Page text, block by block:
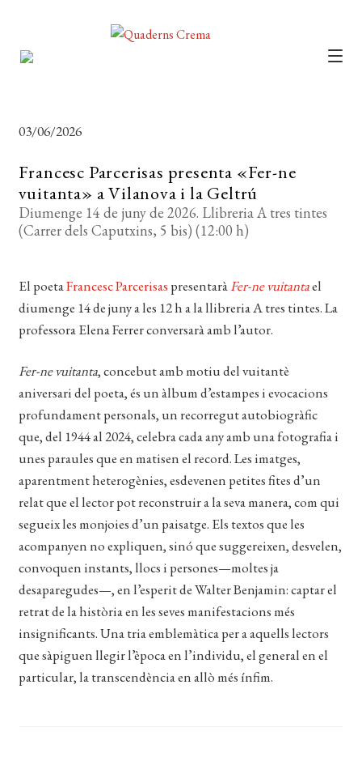
L’EDITORIAL
FOREIGN RIGHTS
CONTACTE
EL MEU COMPTE
CERCAR
WISHLIST
03/06/2026
Francesc Parcerisas presenta «Fer-ne
vuitanta» a Vilanova i la Geltrú
Diumenge 14 de juny de 2026. Llibreria A tres tintes
(Carrer dels Caputxins, 5 bis) (12:00 h)
El poetaFrancesc Parcerisas presentaràFer-ne vuitantael
diumenge 14 de juny a les 12 h a la llibreria A tres tintes. La
professora Elena Ferrer conversarà amb l’autor.
Fer-ne vuitanta, concebut amb motiu del vuitantè
aniversari del poeta, és un àlbum d’estampes i evocacions
profundament personals, un recorregut autobiogràfic
que, del 1944 al 2024, celebra cada any amb una fotografia i
unes paraules que en matisen el record. Les imatges,
aparentment heterogènies, esdevenen petites fites d’un
relat que el lector pot reconstruir a la seva manera, com qui
segueix les monjoies d’un paisatge. Els textos que les
acompanyen no expliquen, sinó que suggereixen, desvelen,
convoquen instants, llocs i persones—moltes ja
desaparegudes—, en l’esperit de Walter Benjamin: captar el
retrat de la història en les seves manifestacions més
insignificants. Una tria emblemàtica per a aquells lectors
que sàpiguen llegir l’època en l’individu, el general en el
particular, la transcendència en allò més ínfim.